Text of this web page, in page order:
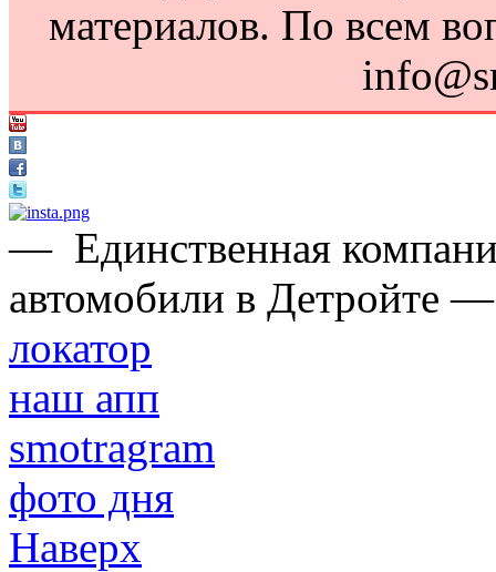
материалов. По всем
— Единственная
автомобили в Детройте
локатор
наш апп
smotragram
фото дня
Наверх